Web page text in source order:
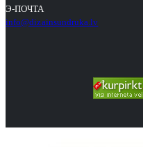
Э-ПОЧТА
info@dizainsundruka.lv